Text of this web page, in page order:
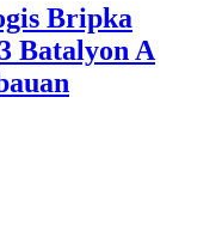
Bripka
Batalyon A